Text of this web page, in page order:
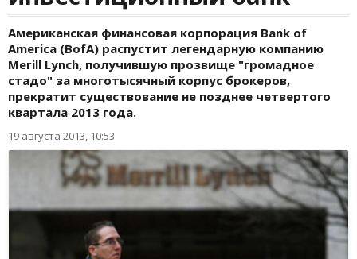
Американская финансовая корпорация Bank of
America (BofA) распустит легендарную компанию
Merill Lynch, получившую прозвище "громадное
стадо" за многотысячный корпус брокеров,
прекратит существование не позднее четвертого
квартала 2013 года.
19 августа 2013, 10:53